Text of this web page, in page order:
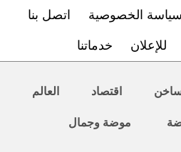
سياسة الخصوصية اتصل بنا
للإعلان خدماتنا
اقتصاد العالم
موضة وجمال